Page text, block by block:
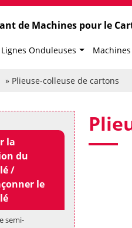
de Machines pour le
Lignes Onduleuses
» Plieuse-colleuse de cartons
la
du
/
le
semi-